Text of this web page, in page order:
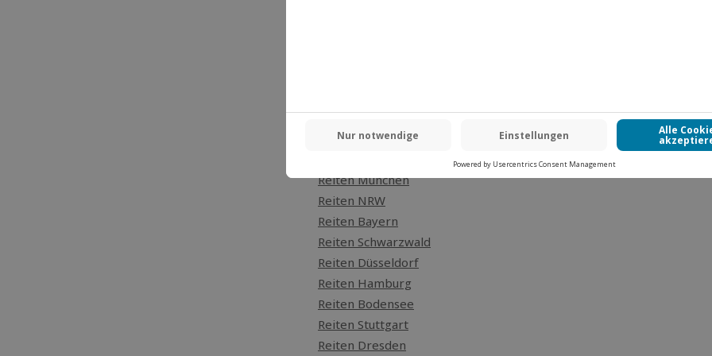
Reiten in Deutschland
Reiten Mannheim
Reiten München
Reiten NRW
Reiten Bayern
Reiten Schwarzwald
Reiten Düsseldorf
Reiten Hamburg
Reiten Bodensee
Reiten Stuttgart
Reiten Dresden